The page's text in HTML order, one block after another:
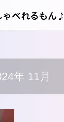
ゃべれるもん♪
年 11月